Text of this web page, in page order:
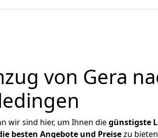
von Gera
wir sind hier, um Ihnen diegünstigste
besten Angebote und Preisezu